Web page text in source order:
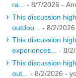
ra...
- 8/7/2026 -
This discussion
outdoo...
- 8/2/2026
This discussion
experiences...
- 8/
This discussion
out...
- 8/2/2026 -